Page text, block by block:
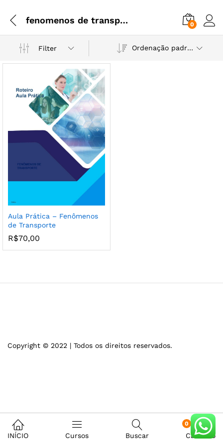
fenomenos de transporte 0
Filter Ordenação padrão
Aula Prática – Fenômenos
de Transporte
R$70,00
Copyright © 2022 | Todos os direitos reservados.
INÍCIO Cursos Buscar
0
Carrinho